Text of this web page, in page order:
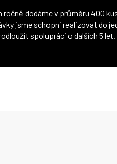
dodáme v průměru 400
jsme schopni realizovat do
spolupráci o dalších 5 let.